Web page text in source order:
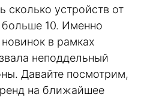
сколько устройств от
10. Именно
в рамках
неподдельный
Давайте посмотрим,
на ближайшее